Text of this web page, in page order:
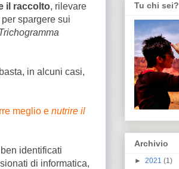
il raccolto, rilevare
spargere sui
in alcuni casi,
meglio e nutrire il
identificati
di informatica,
Tu chi sei?
Archivio
► 2021 (1)